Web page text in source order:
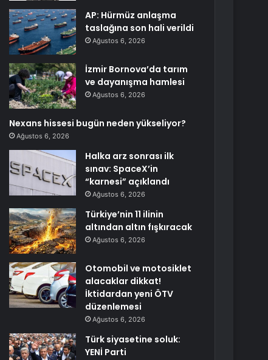
AP: Hürmüz anlaşma
taslağına son hali verildi
Ağustos 6, 2026
İzmir Bornova’da tarım
ve dayanışma hamlesi
Ağustos 6, 2026
Nexans hissesi bugün neden yükseliyor?
Ağustos 6, 2026
Halka arz sonrası ilk
sınav: SpaceX’in
“karnesi” açıklandı
Ağustos 6, 2026
Türkiye’nin 11 ilinin
altından altın fışkıracak
Ağustos 6, 2026
Otomobil ve motosiklet
alacaklar dikkat!
İktidardan yeni ÖTV
düzenlemesi
Ağustos 6, 2026
Türk siyasetine soluk:
YENİ Parti